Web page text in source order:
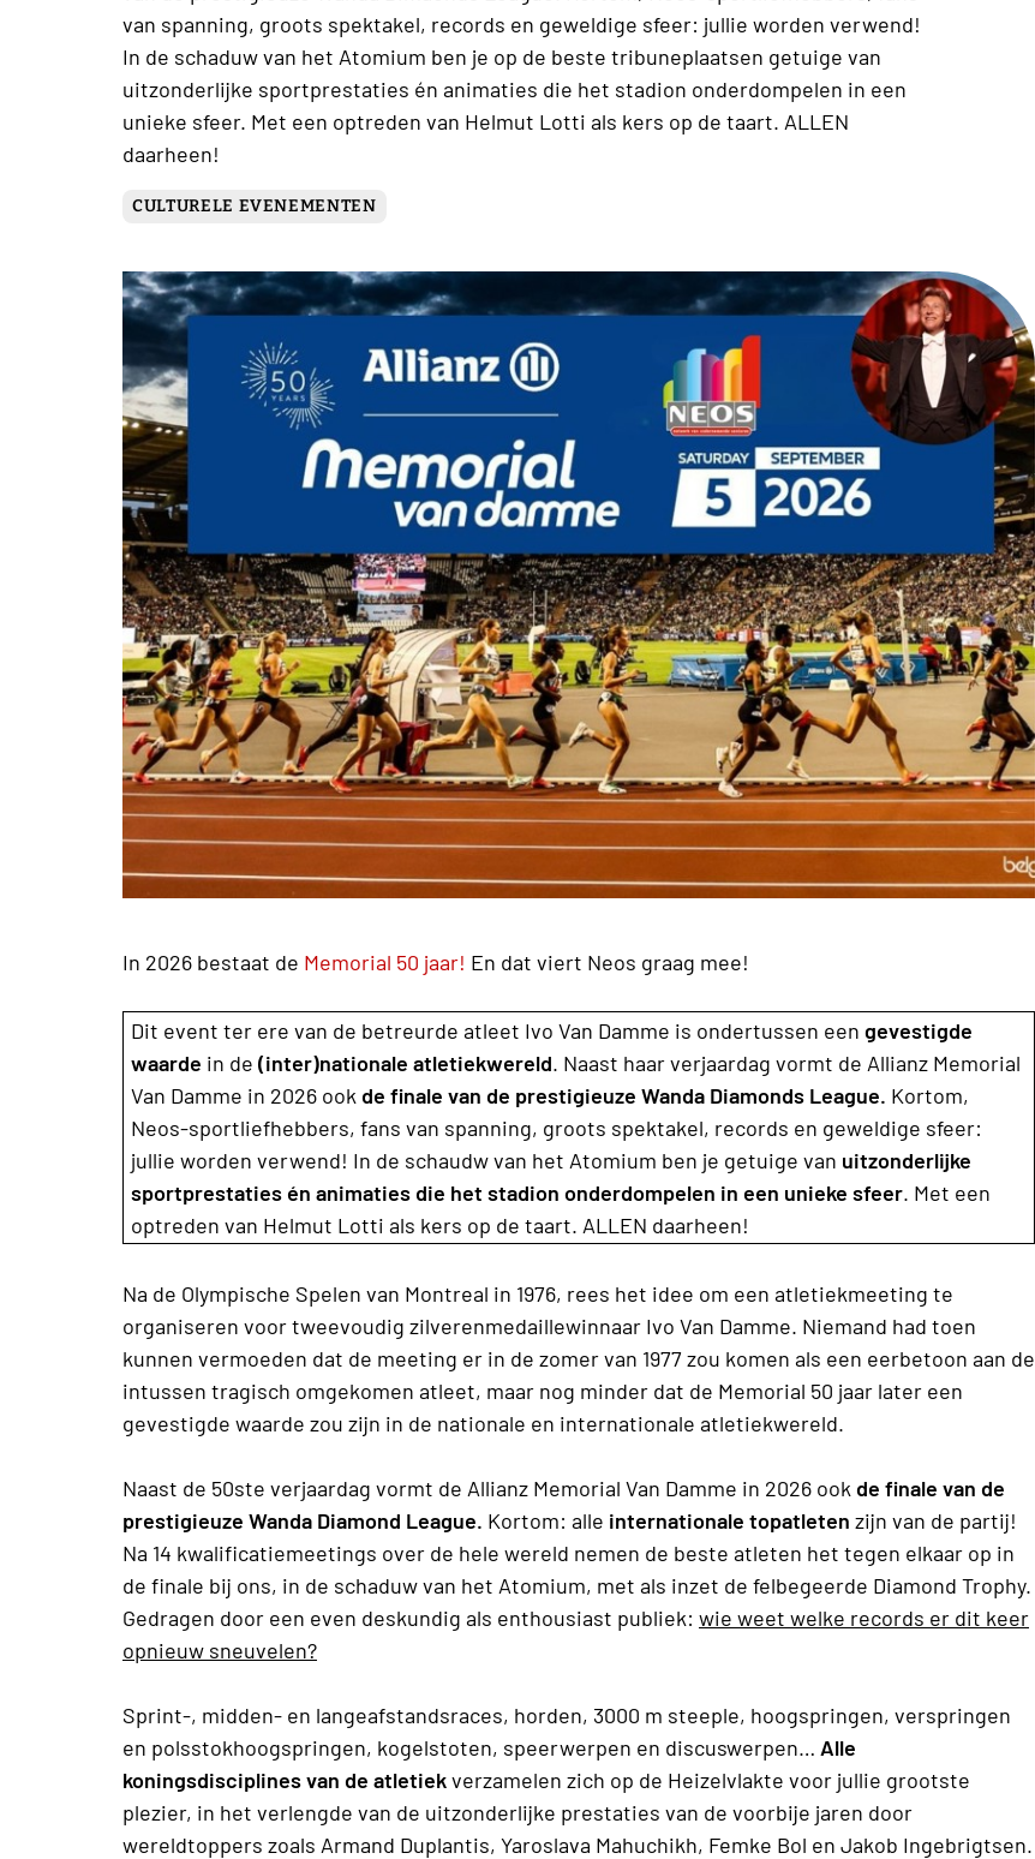
van spanning, groots spektakel, records en geweldige sfeer: jullie worden verwend!
In de schaduw van het Atomium ben je op de beste tribuneplaatsen getuige van
uitzonderlijke sportprestaties én animaties die het stadion onderdompelen in een
unieke sfeer. Met een optreden van Helmut Lotti als kers op de taart. ALLEN
daarheen!
CULTURELE EVENEMENTEN
In 2026 bestaat de Memorial 50 jaar! En dat viert Neos graag mee!
Dit event ter ere van de betreurde atleet Ivo Van Damme is ondertussen een gevestigde
waarde in de (inter)nationale atletiekwereld. Naast haar verjaardag vormt de Allianz Memorial
Van Damme in 2026 ook de finale van de prestigieuze Wanda Diamonds League. Kortom,
Neos-sportliefhebbers, fans van spanning, groots spektakel, records en geweldige sfeer:
jullie worden verwend! In de schaudw van het Atomium ben je getuige van uitzonderlijke
sportprestaties én animaties die het stadion onderdompelen in een unieke sfeer. Met een
optreden van Helmut Lotti als kers op de taart. ALLEN daarheen!
Na de Olympische Spelen van Montreal in 1976, rees het idee om een atletiekmeeting te
organiseren voor tweevoudig zilverenmedaillewinnaar Ivo Van Damme. Niemand had toen
kunnen vermoeden dat de meeting er in de zomer van 1977 zou komen als een eerbetoon aan de
intussen tragisch omgekomen atleet, maar nog minder dat de Memorial 50 jaar later een
gevestigde waarde zou zijn in de nationale en internationale atletiekwereld.
Naast de 50ste verjaardag vormt de Allianz Memorial Van Damme in 2026 ook de finale van de
prestigieuze Wanda Diamond League. Kortom: alle internationale topatleten zijn van de partij!
Na 14 kwalificatiemeetings over de hele wereld nemen de beste atleten het tegen elkaar op in
de finale bij ons, in de schaduw van het Atomium, met als inzet de felbegeerde Diamond Trophy.
Gedragen door een even deskundig als enthousiast publiek: wie weet welke records er dit keer
opnieuw sneuvelen?
Sprint-, midden- en langeafstandsraces, horden, 3000 m steeple, hoogspringen, verspringen
en polsstokhoogspringen, kogelstoten, speerwerpen en discuswerpen… Alle
koningsdisciplines van de atletiekverzamelen zich op de Heizelvlakte voor jullie grootste
plezier, in het verlengde van de uitzonderlijke prestaties van de voorbije jaren door
wereldtoppers zoals Armand Duplantis, Yaroslava Mahuchikh, Femke Bol en Jakob Ingebrigtsen.